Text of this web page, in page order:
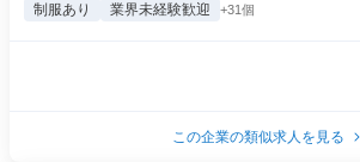
制服あり 業界未経験歓迎 +31個
この企業の類似求人を見る